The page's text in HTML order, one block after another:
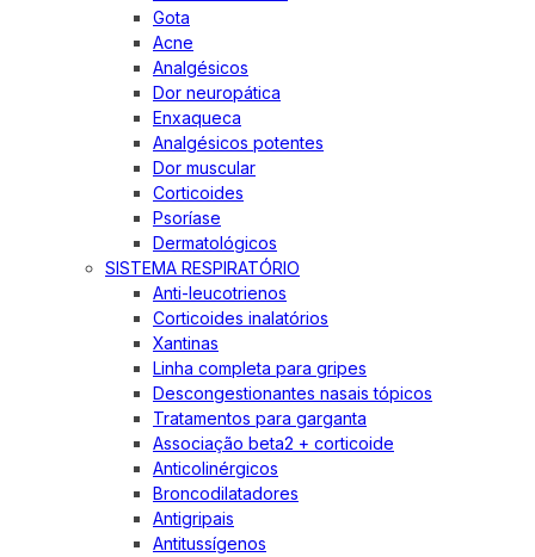
Gota
Acne
Analgésicos
Dor neuropática
Enxaqueca
Analgésicos potentes
Dor muscular
Corticoides
Psoríase
Dermatológicos
SISTEMA RESPIRATÓRIO
Anti-leucotrienos
Corticoides inalatórios
Xantinas
Linha completa para gripes
Descongestionantes nasais tópicos
Tratamentos para garganta
Associação beta2 + corticoide
Anticolinérgicos
Broncodilatadores
Antigripais
Antitussígenos